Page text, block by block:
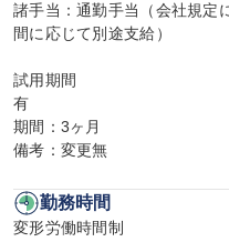
諸手当：通勤手当（会社規定
間に応じて別途支給）
試用期間
有
期間：3ヶ月
備考：変更無
勤務時間
変形労働時間制